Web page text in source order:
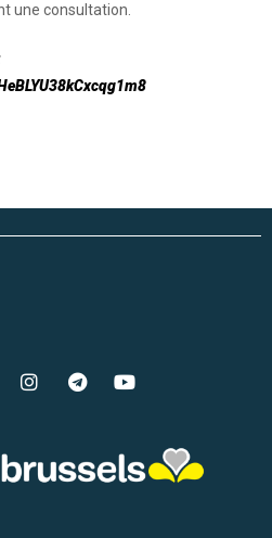
une consultation.